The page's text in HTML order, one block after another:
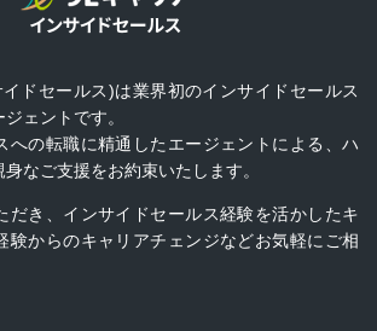
ドセールス)は業界初のインサイドセールス
ェントです。
への転職に精通したエージェントによる、ハ
なご支援をお約束いたします。
だき、インサイドセールス経験を活かしたキ
験からのキャリアチェンジなどお気軽にご相